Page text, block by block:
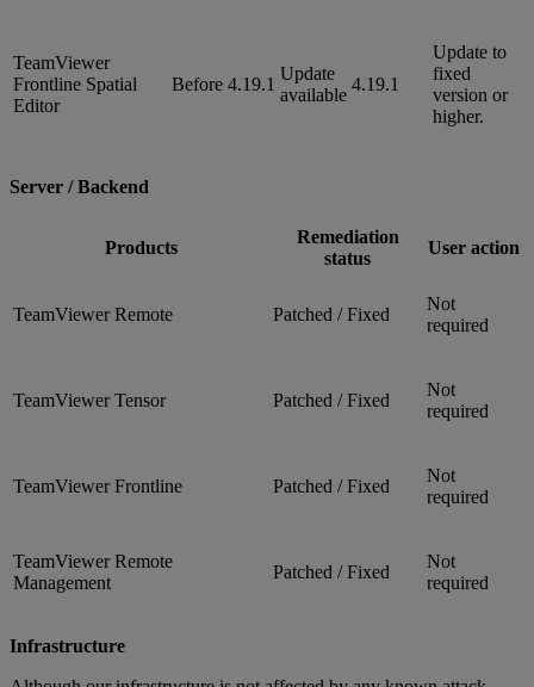
TeamViewer
Frontline Spatial
Editor
Before 4.19.1
Update
available
4.19.1
Update to
fixed
version or
higher.
Server / Backend
Products
Remediation
status
User action
TeamViewer Remote Patched / Fixed
Not
required
TeamViewer Tensor Patched / Fixed
Not
required
TeamViewer Frontline Patched / Fixed
Not
required
TeamViewer Remote
Management
Patched / Fixed
Not
required
Infrastructure